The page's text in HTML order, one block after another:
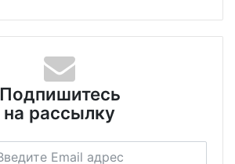
Подпишитесь
на рассылку